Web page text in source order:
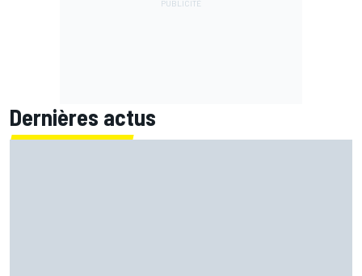
Dernières actus